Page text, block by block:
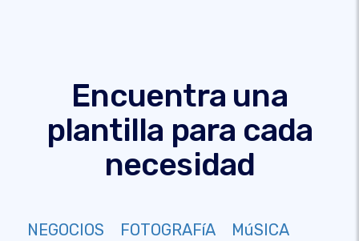
Encuentra una
plantilla para cada
necesidad
NEGOCIOS FOTOGRAFíA
MúSICA